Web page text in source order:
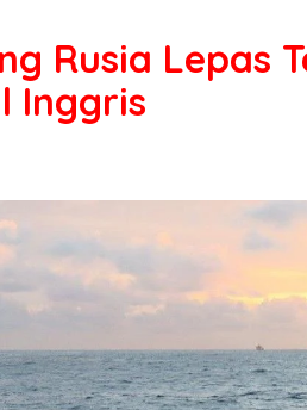
Rusia Lepas
Inggris